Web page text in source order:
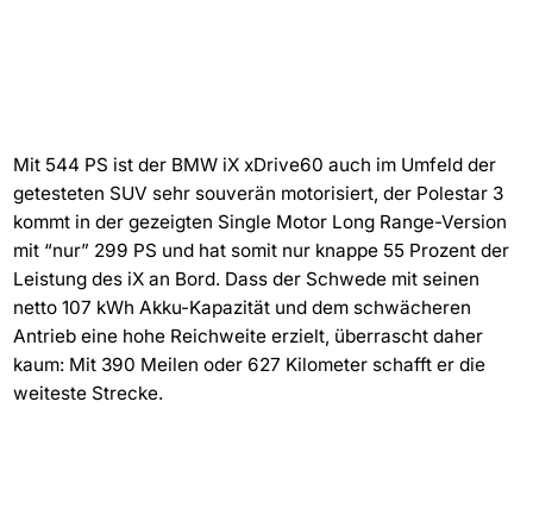
Mit 544 PS ist der BMW iX xDrive60 auch im Umfeld der
getesteten SUV sehr souverän motorisiert, der Polestar 3
kommt in der gezeigten Single Motor Long Range-Version
mit “nur” 299 PS und hat somit nur knappe 55 Prozent der
Leistung des iX an Bord. Dass der Schwede mit seinen
netto 107 kWh Akku-Kapazität und dem schwächeren
Antrieb eine hohe Reichweite erzielt, überrascht daher
kaum: Mit 390 Meilen oder 627 Kilometer schafft er die
weiteste Strecke.